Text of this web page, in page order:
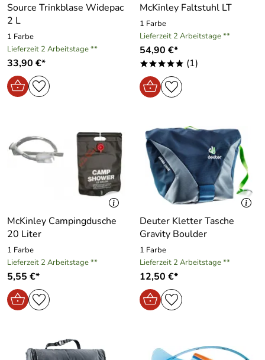
Source Trinkblase Widepac
2 L
1 Farbe
Lieferzeit 2 Arbeitstage **
33,90 €*
McKinley Faltstuhl LT
1 Farbe
Lieferzeit 2 Arbeitstage **
54,90 €*
***** (1)
McKinley Campingdusche
20 Liter
1 Farbe
Lieferzeit 2 Arbeitstage **
5,55 €*
Deuter Kletter Tasche
Gravity Boulder
1 Farbe
Lieferzeit 2 Arbeitstage **
12,50 €*